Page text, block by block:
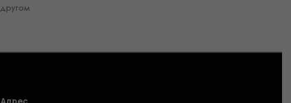
другом
Адрес